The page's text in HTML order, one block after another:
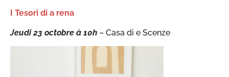
I Tesori di a rena
Jeudi 23 octobre à 10h – Casa di e Scenze